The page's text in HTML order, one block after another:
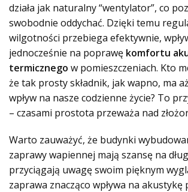
działa jak naturalny “wentylator”, co
swobodnie oddychać. Dzięki temu
wilgotności przebiega efektywnie,
jednocześnie na poprawę komfortu
termicznego w pomieszczeniach. Kto
że tak prosty składnik, jak wapno, ma
wpływ na nasze codzienne życie? To
– czasami prostota przeważa nad
Warto zauważyć, że budynki
zaprawy wapiennej mają szansę na
przyciągają uwagę swoim pięknym
zaprawa znacząco wpływa na akustykę